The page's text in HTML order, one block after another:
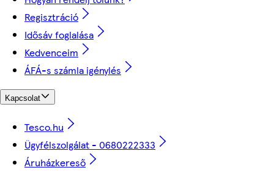
Regisztráció
Idősáv foglalása
Kedvenceim
ÁFÁ-s számla igénylés
Kapcsolat
Tesco.hu
Ügyfélszolgálat - 0680222333
Áruházkereső